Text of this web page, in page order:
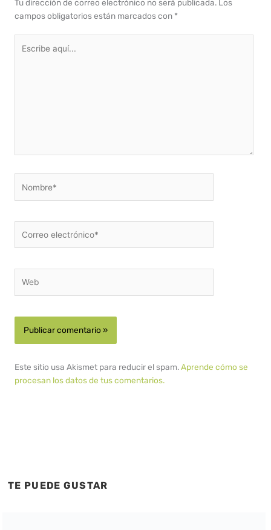
Tu dirección de correo electrónico no será publicada. Los
campos obligatorios están marcados con *
aquí...
electrónico*
Este sitio usa Akismet para reducir el spam.Aprende cómo se
procesan los datos de tus comentarios.
TE PUEDE GUSTAR